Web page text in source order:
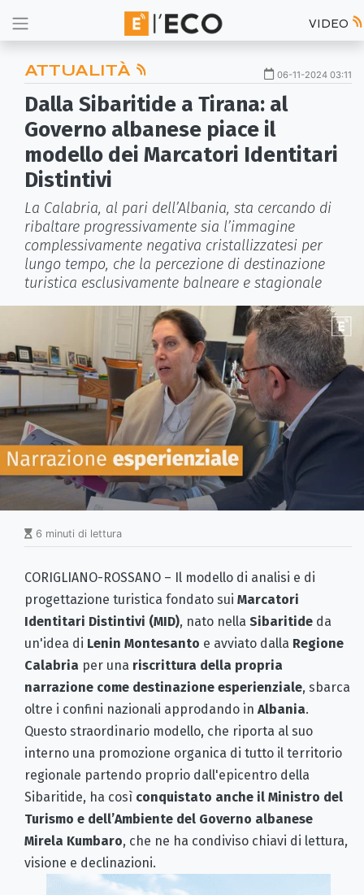
VIDEO
ATTUALITÀ 06-11-2024 03:11
Dalla Sibaritide a Tirana: al
Governo albanese piace il
modello dei Marcatori Identitari
Distintivi
La Calabria, al pari dell’Albania, sta cercando di
ribaltare progressivamente sia l’immagine
complessivamente negativa cristallizzatesi per
lungo tempo, che la percezione di destinazione
turistica esclusivamente balneare e stagionale
6 minuti di lettura
CORIGLIANO-ROSSANO – Il modello di analisi e di
progettazione turistica fondato sui Marcatori
Identitari Distintivi (MID), nato nella Sibaritide da
un'idea di Lenin Montesanto e avviato dalla Regione
Calabria per una riscrittura della propria
narrazione come destinazione esperienziale, sbarca
oltre i confini nazionali approdando in Albania.
Questo straordinario modello, che riporta al suo
interno una promozione organica di tutto il territorio
regionale partendo proprio dall'epicentro della
Sibaritide, ha così conquistato anche il Ministro del
Turismo e dell’Ambiente del Governo albanese
Mirela Kumbaro, che ne ha condiviso chiavi di lettura,
visione e declinazioni.